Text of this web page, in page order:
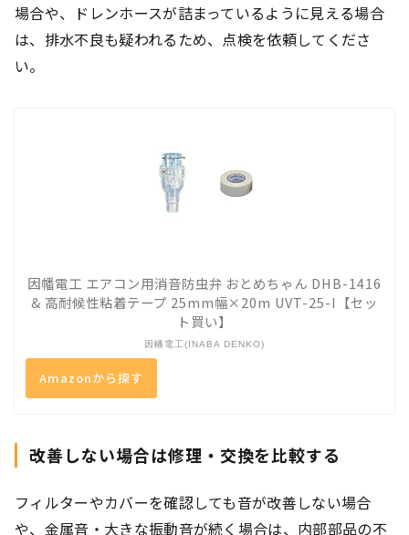
場合や、ドレンホースが詰まっているように見える場合
は、排水不良も疑われるため、点検を依頼してくださ
い。
因幡電工 エアコン用消音防虫弁 おとめちゃん DHB-1416
& 高耐候性粘着テープ 25mm幅×20m UVT-25-I【セッ
ト買い】
因幡電工(INABA DENKO)
Amazonから探す
改善しない場合は修理・交換を比較する
フィルターやカバーを確認しても音が改善しない場合
や、金属音・大きな振動音が続く場合は、内部部品の不